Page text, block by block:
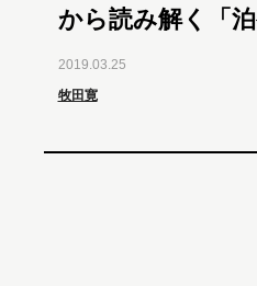
から読み解く「
2019.03.25
牧田寛